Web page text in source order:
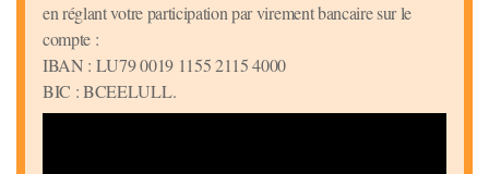
en réglant votre participation par virement bancaire sur le
compte :
IBAN : LU79 0019 1155 2115 4000
BIC : BCEELULL.